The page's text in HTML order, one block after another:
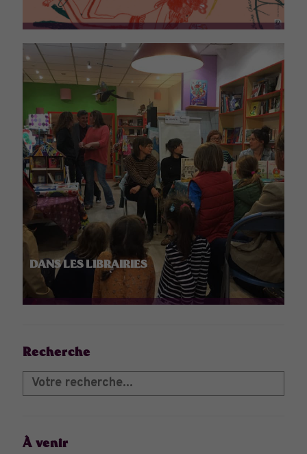
DANS LES LIBRAIRIES
Recherche
À venir